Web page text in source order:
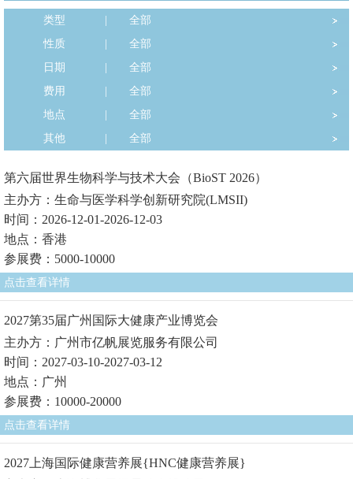
类型
全部
性质
全部
日期
全部
费用
全部
地点
全部
其他
全部
第六届世界生物科学与技术大会（BioST 2026）
主办方：生命与医学科学创新研究院(LMSII)
时间：2026-12-01-2026-12-03
地点：香港
参展费：5000-10000
点击查看详情
2027第35届广州国际大健康产业博览会
主办方：广州市亿帆展览服务有限公司
时间：2027-03-10-2027-03-12
地点：广州
参展费：10000-20000
点击查看详情
2027上海国际健康营养展{HNC健康营养展}